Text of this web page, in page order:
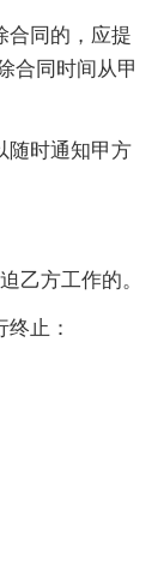
同的，应提
合同时间从甲
时通知甲方
方工作的。
止：